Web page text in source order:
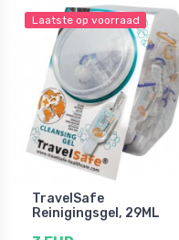
Laatste op voorraad
TravelSafe
Reinigingsgel, 29ML